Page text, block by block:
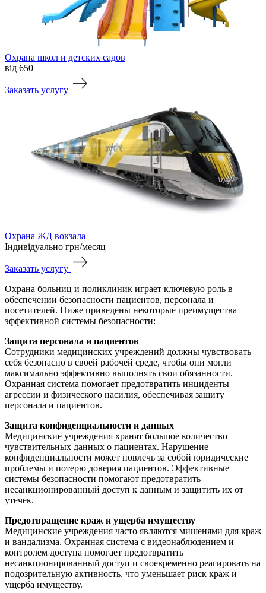
Охрана школ и детских садов
від 650
Заказать услугу
Охрана ЖД вокзала
Індивідуально грн/месяц
Заказать услугу
Охрана больниц и поликлиник играет ключевую роль в
обеспечении безопасности пациентов, персонала и
посетителей. Ниже приведены некоторые преимущества
эффективной системы безопасности:
Защита персонала и пациентов
Сотрудники медицинских учреждений должны чувствовать
себя безопасно в своей рабочей среде, чтобы они могли
максимально эффективно выполнять свои обязанности.
Охранная система помогает предотвратить инциденты
агрессии и физического насилия, обеспечивая защиту
персонала и пациентов.
Защита конфиденциальности и данных
Медицинские учреждения хранят большое количество
чувствительных данных о пациентах. Нарушение
конфиденциальности может повлечь за собой юридические
проблемы и потерю доверия пациентов. Эффективные
системы безопасности помогают предотвратить
несанкционированный доступ к данным и защитить их от
утечек.
Предотвращение краж и ущерба имуществу
Медицинские учреждения часто являются мишенями для краж
и вандализма. Охранная система с видеонаблюдением и
контролем доступа помогает предотвратить
несанкционированный доступ и своевременно реагировать на
подозрительную активность, что уменьшает риск краж и
ущерба имуществу.